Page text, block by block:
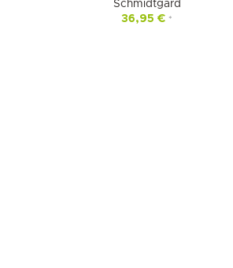
Schmidtgard
36,95 € *